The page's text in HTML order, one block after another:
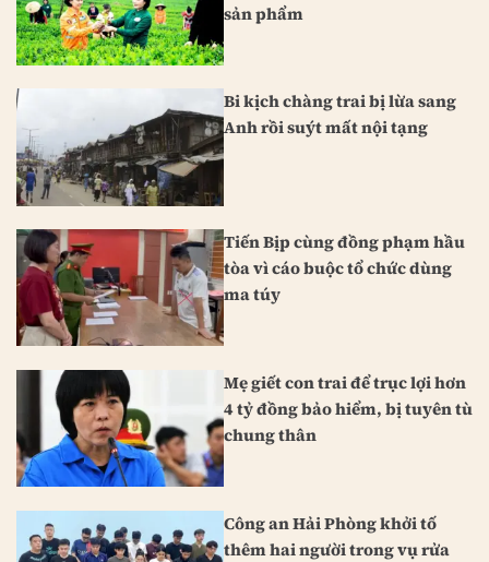
sản phẩm
Bi kịch chàng trai bị lừa sang
Anh rồi suýt mất nội tạng
Tiến Bịp cùng đồng phạm hầu
tòa vì cáo buộc tổ chức dùng
ma túy
Mẹ giết con trai để trục lợi hơn
4 tỷ đồng bảo hiểm, bị tuyên tù
chung thân
Công an Hải Phòng khởi tố
thêm hai người trong vụ rửa